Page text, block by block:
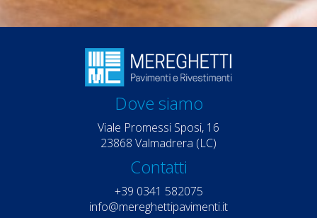
Dove siamo
Viale Promessi Sposi, 16
23868 Valmadrera (LC)
Contatti
+39 0341 582075
info@mereghettipavimenti.it